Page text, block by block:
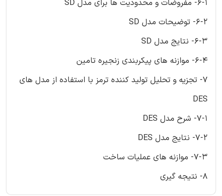
6-1- مفروضات و محدودیت ها برای مدل SD
6-2- توضیحات مدل SD
6-3- نتایج مدل SD
6-4- موازنه های پیکربندی زنجیره تامین
7- تجزیه و تحلیل تولید کننده ترمز با استفاده از مدل های
DES
7-1- شرح مدل DES
7-2- نتایج مدل DES
7-3- موازنه های عملیات ساخت
8- نتیجه گیری